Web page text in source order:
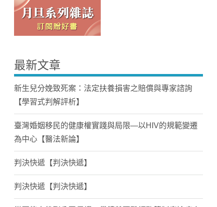
最新文章
新生兒分娩致死案：法定扶養損害之賠償與專家諮詢
【學習式判解評析】
臺灣婚姻移民的健康權實踐與局限—以HIV的規範變遷
為中心【醫法新論】
判決快遞【判決快遞】
判決快遞【判決快遞】